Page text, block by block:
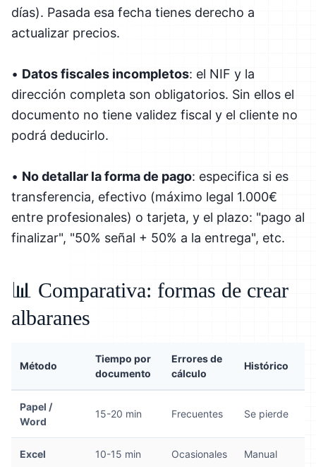
días). Pasada esa fecha tienes derecho a
actualizar precios.
• Datos fiscales incompletos: el NIF y la
dirección completa son obligatorios. Sin ellos el
documento no tiene validez fiscal y el cliente no
podrá deducirlo.
• No detallar la forma de pago: especifica si es
transferencia, efectivo (máximo legal 1.000€
entre profesionales) o tarjeta, y el plazo: "pago al
finalizar", "50% señal + 50% a la entrega", etc.
📊 Comparativa: formas de crear
albaranes
Método
Tiempo por
documento
Errores de
cálculo
Histórico
Papel /
Word
15-20 min Frecuentes Se pierde
Excel 10-15 min Ocasionales Manual